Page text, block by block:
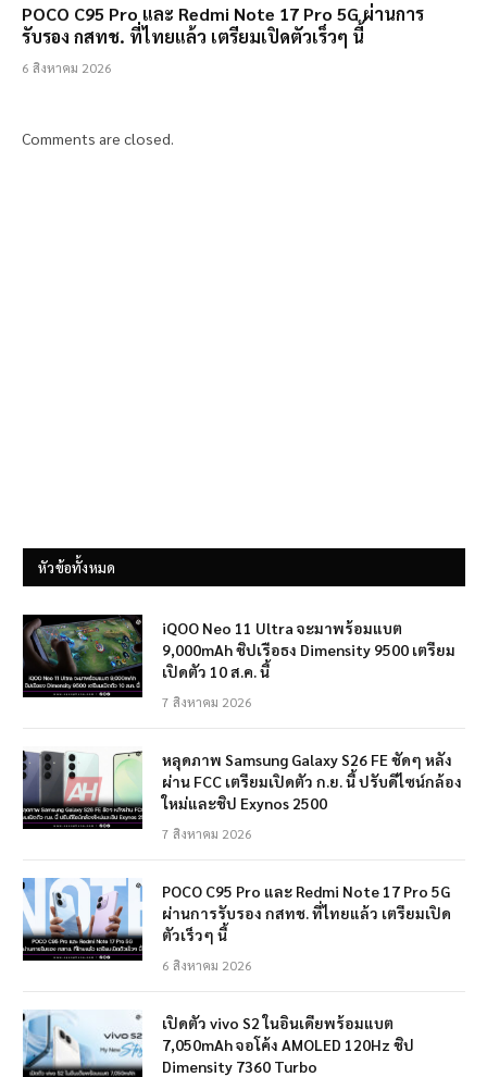
POCO C95 Pro และ Redmi Note 17 Pro 5G ผ่านการ
รับรอง กสทช. ที่ไทยแล้ว เตรียมเปิดตัวเร็วๆ นี้
6 สิงหาคม 2026
Comments are closed.
หัวข้อทั้งหมด
iQOO Neo 11 Ultra จะมาพร้อมแบต
9,000mAh ชิปเรือธง Dimensity 9500 เตรียม
เปิดตัว 10 ส.ค. นี้
7 สิงหาคม 2026
หลุดภาพ Samsung Galaxy S26 FE ชัดๆ หลัง
ผ่าน FCC เตรียมเปิดตัว ก.ย. นี้ ปรับดีไซน์กล้อง
ใหม่และชิป Exynos 2500
7 สิงหาคม 2026
POCO C95 Pro และ Redmi Note 17 Pro 5G
ผ่านการรับรอง กสทช. ที่ไทยแล้ว เตรียมเปิด
ตัวเร็วๆ นี้
6 สิงหาคม 2026
เปิดตัว vivo S2 ในอินเดียพร้อมแบต
7,050mAh จอโค้ง AMOLED 120Hz ชิป
Dimensity 7360 Turbo